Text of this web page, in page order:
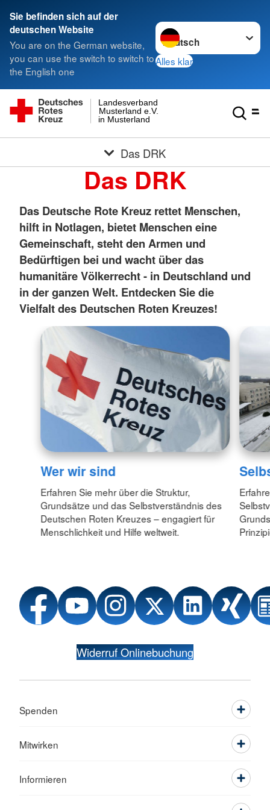
Sie befinden sich auf der
deutschen Website
You are on the German website,
you can use the switch to switch to
the English one
Sprache wechseln zu
Alles klar
in Musterland
Musterland e.V.
Landesverband
Das DRK
Das DRK
Das Deutsche Rote Kreuz rettet Menschen,
hilft in Notlagen, bietet Menschen eine
Gemeinschaft, steht den Armen und
Bedürftigen bei und wacht über das
humanitäre Völkerrecht - in Deutschland und
in der ganzen Welt. Entdecken Sie die
Vielfalt des Deutschen Roten Kreuzes!
Wer wir sind
Erfahren Sie mehr über die Struktur,
Grundsätze und das Selbstverständnis des
Deutschen Roten Kreuzes – engagiert für
Menschlichkeit und Hilfe weltweit.
Widerruf Onlinebuchung
Spenden
Mitwirken
Informieren